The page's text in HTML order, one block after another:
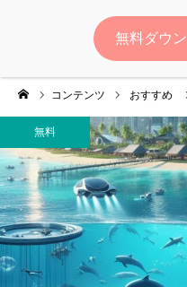
コンテンツ おすすめ
無料
ログイン
ゆいマーケとは？
実績・お客様の声
無料診断
イベント・セミナー情報
無料ダウ